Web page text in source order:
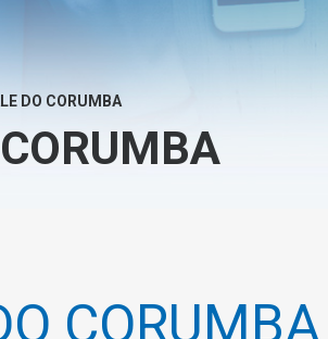
DO CORUMBA
CORUMBA